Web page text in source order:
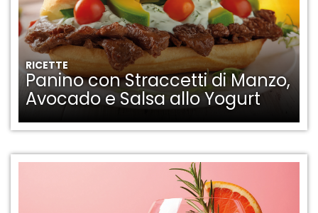
RICETTE
Panino con Straccetti di Manzo,
Avocado e Salsa allo Yogurt